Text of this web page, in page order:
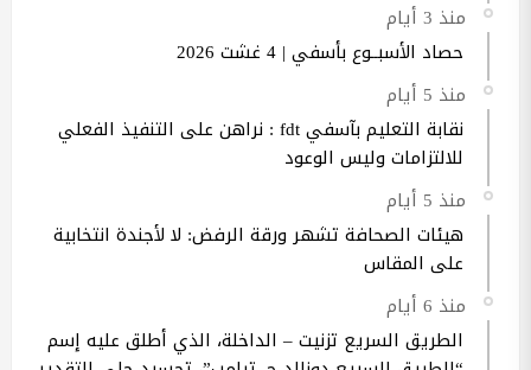
منذ 3 أيام
حصاد الأسبــوع بأسفي | 4 غشت 2026
منذ 5 أيام
نقابة التعليم بآسفي fdt : نراهن على التنفيذ الفعلي
للالتزامات وليس الوعود
منذ 5 أيام
هيئات الصحافة تشهر ورقة الرفض: لا لأجندة انتخابية
على المقاس
منذ 6 أيام
الطريق السريع تزنيت – الداخلة، الذي أطلق عليه إسم